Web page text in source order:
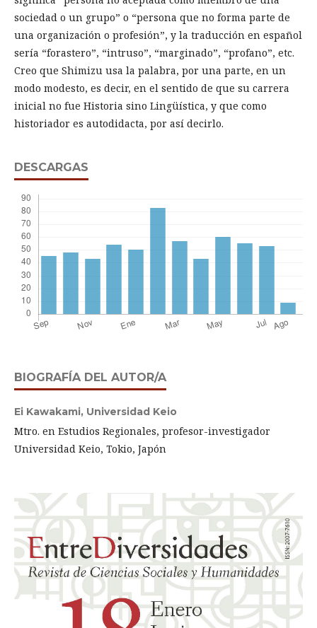
sociedad o un grupo” o “persona que no forma parte de
una organización o profesión”, y la traducción en español
sería “forastero”, “intruso”, “marginado”, “profano”, etc.
Creo que Shimizu usa la palabra, por una parte, en un
modo modesto, es decir, en el sentido de que su carrera
inicial no fue Historia sino Lingüística, y que como
historiador es autodidacta, por así decirlo.
DESCARGAS
BIOGRAFÍA DEL AUTOR/A
Ei Kawakami, Universidad Keio
Mtro. en Estudios Regionales, profesor-investigador
Universidad Keio, Tokio, Japón